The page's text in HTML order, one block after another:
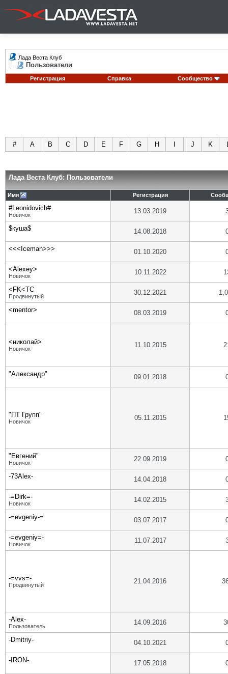
Лада Веста Клуб
Пользователи
Регистрация Справка Сообщество
# A B C D E F G H J K
Лада Веста Клуб: Пользователи
Имя Регистрация
#Leonidovich#
Новичок 13.03.2019
$куша$ 14.08.2018
<<<Iceman>>> 01.10.2020
<Alexey>
Новичок 10.11.2022
<FK<TC
Продвинутый 30.12.2021
<mentor> 08.03.2019
<николай>
Новичок 11.10.2015
"Александр" 09.01.2018
"ПТ Групп"
Новичок 05.11.2015
"Евгений"
Новичок 22.09.2019
-73Alex- 14.04.2018
-=Dirk=-
Новичок 14.02.2015
-=evgeniy-= 03.07.2017
-=evgeniy=-
Новичок 11.07.2017
-=vvs=-
Продвинутый 21.04.2016
-Alex-
Пользователь 14.09.2016
-Dmitriy- 04.10.2021
-IRON- 17.05.2018